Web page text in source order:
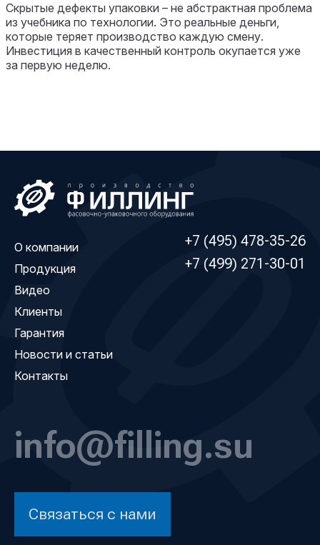
Скрытые дефекты упаковки – не абстрактная проблема
из учебника по технологии. Это реальные деньги,
которые теряет производство каждую смену.
Инвестиция в качественный контроль окупается уже
за первую неделю.
О компании
Продукция
Видео
Клиенты
Гарантия
Новости и статьи
Контакты
+7 (495) 478-35-26
+7 (499) 271-30-01
info@filling.su
Связаться с нами